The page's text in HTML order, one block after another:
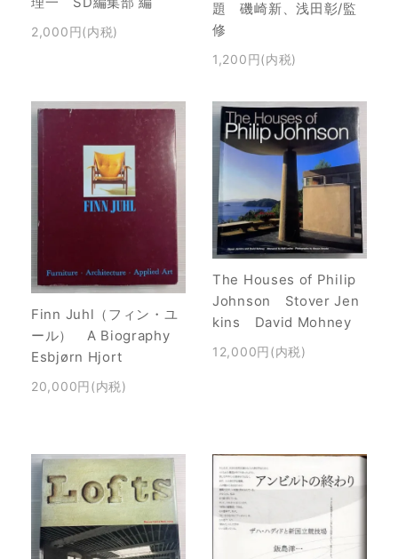
2,000円(内税)
題 磯崎新、浅田彰/監
修
1,200円(内税)
Finn Juhl（フィン・ユ
ール） A Biography
Esbjørn Hjort
20,000円(内税)
The Houses of Philip
Johnson Stover Jen
kins David Mohney
12,000円(内税)